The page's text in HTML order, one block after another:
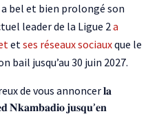
a bel et bien prolongé son
leader de la Ligue 2 a
et ses réseaux sociauxque le
bail jusqu’au 30 juin 2027.
de vous annoncer 𝐥𝐚
𝐍𝐤𝐚𝐦𝐛𝐚𝐝𝐢𝐨 𝐣𝐮𝐬𝐪𝐮’𝐞𝐧